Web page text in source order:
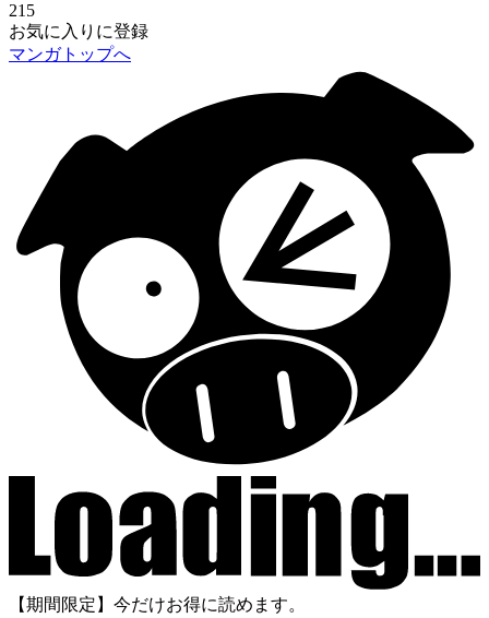
215
お気に入りに登録
マンガトップへ
【期間限定】今だけお得に読めます。